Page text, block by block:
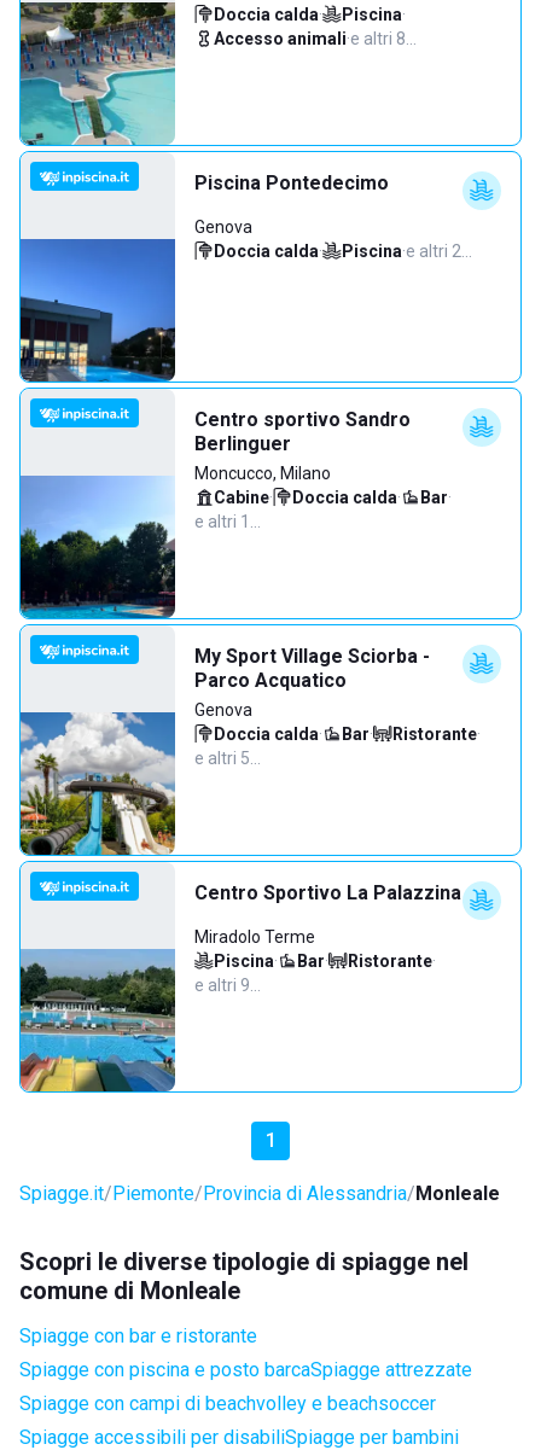
Doccia calda· Piscina·
Accesso animali·e altri 8…
Piscina Pontedecimo
Genova
Doccia calda· Piscina·e altri 2…
Centro sportivo Sandro
Berlinguer
Moncucco, Milano
Cabine· Doccia calda· Bar·
e altri 1…
My Sport Village Sciorba -
Parco Acquatico
Genova
Doccia calda· Bar· Ristorante·
e altri 5…
Centro Sportivo La Palazzina
Miradolo Terme
Piscina· Bar· Ristorante·
e altri 9…
1
Spiagge.it Piemonte Provincia di Alessandria Monleale
Scopri le diverse tipologie di spiagge nel
comune di Monleale
Spiagge con bar e ristorante
Spiagge con piscina e posto barcaSpiagge attrezzate
Spiagge con campi di beachvolley e beachsoccer
Spiagge accessibili per disabiliSpiagge per bambini